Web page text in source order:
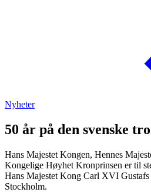
Nyheter
50 år på den svenske
Hans Majestet Kongen, Hennes
Kongelige Høyhet Kronprinsen er til
Hans Majestet Kong Carl XVI Gustafs
Stockholm.